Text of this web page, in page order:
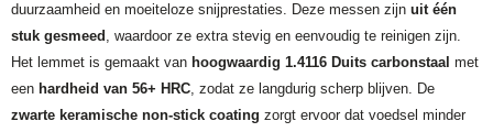
duurzaamheid en moeiteloze snijprestaties. Deze messen zijn uit één
stuk gesmeed , waardoor ze extra stevig en eenvoudig te reinigen zijn.
Het lemmet is gemaakt van hoogwaardig 1.4116 Duits carbonstaal met
een hardheid van 56+ HRC, zodat ze langdurig scherp blijven. De
zwarte keramische non-stick coating zorgt ervoor dat voedsel minder